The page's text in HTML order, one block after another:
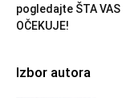
pogledajte ŠTA VAS
OČEKUJE!
Izbor autora